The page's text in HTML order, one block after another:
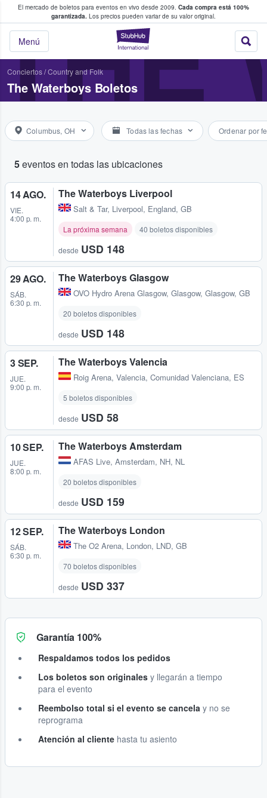
El mercado de boletos para eventos en vivo desde 2009. Cada compra está 100%
garantizada. Los precios pueden variar de su valor original.
StubHub: donde
Menú
fans compran y venden boletos
Conciertos/Country and Folk
The Waterboys Boletos
Columbus, OH Todas las fechas Ordenar por
5eventos en todas las ubicaciones
14 AGO.
VIE.
4:00 p. m.
The Waterboys Liverpool
Salt & Tar, Liverpool, England, GB
La próxima semana 40 boletos disponibles
desde USD 148
29 AGO.
SÁB.
6:30 p. m.
The Waterboys Glasgow
OVO Hydro Arena Glasgow, Glasgow, Glasgow, GB
20 boletos disponibles
desde USD 148
3 SEP.
JUE.
9:00 p. m.
The Waterboys Valencia
Roig Arena, Valencia, Comunidad Valenciana, ES
5 boletos disponibles
desde USD 58
10 SEP.
JUE.
8:00 p. m.
The Waterboys Amsterdam
AFAS Live, Amsterdam, NH, NL
20 boletos disponibles
desde USD 159
12 SEP.
SÁB.
6:30 p. m.
The Waterboys London
The O2 Arena, London, LND, GB
70 boletos disponibles
desde USD 337
Garantía 100%
Respaldamos todos los pedidos
Los boletos son originales y llegarán a tiempo
para el evento
Reembolso total si el evento se cancela y no se
reprograma
Atención al cliente hasta tu asiento